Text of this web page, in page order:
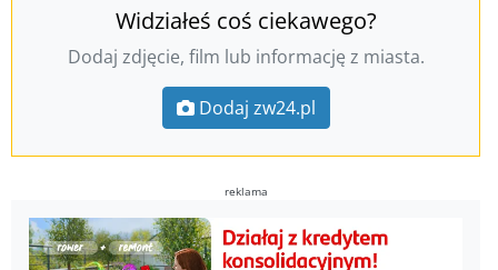
Widziałeś coś ciekawego?
Dodaj zdjęcie, film lub informację z miasta.
Dodaj zw24.pl
reklama